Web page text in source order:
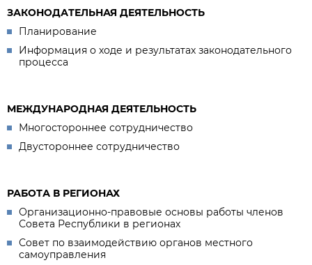
ЗАКОНОДАТЕЛЬНАЯ ДЕЯТЕЛЬНОСТЬ
Планирование
Информация о ходе и результатах законодательного
процесса
МЕЖДУНАРОДНАЯ ДЕЯТЕЛЬНОСТЬ
Многостороннее сотрудничество
Двустороннее сотрудничество
РАБОТА В РЕГИОНАХ
Организационно-правовые основы работы членов
Совета Республики в регионах
Совет по взаимодействию органов местного
самоуправления